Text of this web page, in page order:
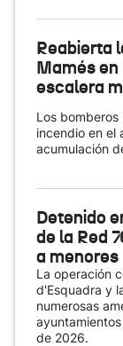
Reabierta
Mamés en
escalera
Los
incendio en el
acumulación
Detenido
de la Red
a menores
La operación
d'Esquadra y
numerosas
de 2026.